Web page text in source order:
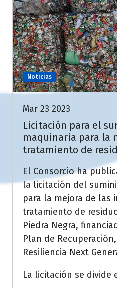
Noticias
Mar 23 2023
Licitación para el
maquinaria para la
tratamiento de
El Consorcio ha
la licitación del
para la mejora de las
tratamiento de
Piedra Negra,
Plan de
Resiliencia Next
La licitación se divide